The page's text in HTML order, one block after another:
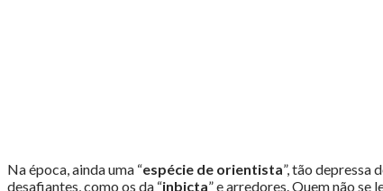
Na época, ainda uma “espécie de orientista”, tão depressa
desafiantes, como os da “inbicta” e arredores. Quem não